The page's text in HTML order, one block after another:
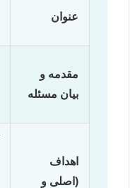
عنوان
مقدمه و
بیان مسئله
اهداف
(اصلی و